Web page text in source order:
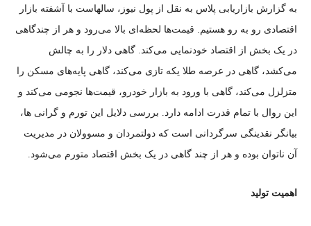
به گزارش بازاریابی پلاس به نقل از پول نیوز، سالهاست با آشفته بازار
اقتصادی رو به رو هستیم. قیمت‌ها لحظه‌ای بالا می‌رود و هر از چندگاهی
در یک بخش از اقتصاد خودنمایی می‌کند. گاهی دلار را به چالش
می‌کشد، گاهی در عرصه طلا یکه تازی می‌کند، گاهی پایه‌های مسکن را
متزلزل می‌کند، گاهی با ورود به بازار خودرو، قیمت‌ها نجومی می‌کند و
این روال با تمام قدرت ادامه دارد. بررسی دلایل این تورم و گرانی ها،
بیانگر نقدینگی سرگردانی است که دولتمردان و مسوولان در مدیریت
آن ناتوان بوده و هر از چند گاهی در یک بخش اقتصاد متورم می‌شود.
اهمیت تولید